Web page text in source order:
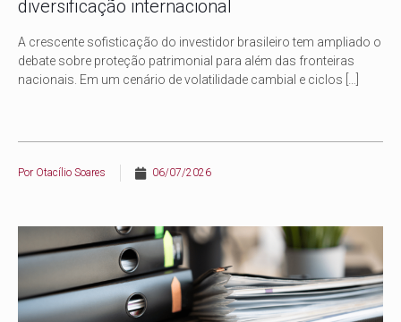
diversificação internacional
A crescente sofisticação do investidor brasileiro tem ampliado o
debate sobre proteção patrimonial para além das fronteiras
nacionais. Em um cenário de volatilidade cambial e ciclos
Por Otacílio Soares 06/07/2026